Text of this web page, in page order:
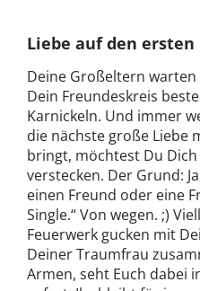
Liebe auf den ersten
Deine Großeltern
Dein Freundeskreis
Karnickeln. Und immer
die nächste große Liebe
bringt, möchtest Du
verstecken. Der Grund:
einen Freund oder eine
Single.“ Von wegen. ;)
Feuerwerk gucken mit
Deiner Traumfrau
Armen, seht Euch dabei